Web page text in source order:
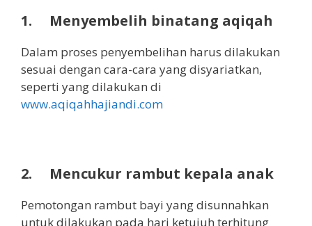
1. Menyembelih binatang aqiqah
Dalam proses penyembelihan harus dilakukan
sesuai dengan cara-cara yang disyariatkan,
seperti yang dilakukan di
www.aqiqahhajiandi.com
2. Mencukur rambut kepala anak
Pemotongan rambut bayi yang disunnahkan
untuk dilakukan pada hari ketujuh terhitung